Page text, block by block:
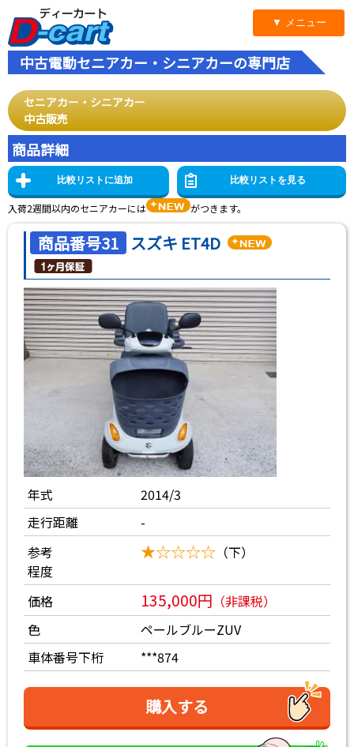
中古電動セニアカー・シニアカーの専門店
セニアカー・シニアカー
中古販売
商品詳細
入荷2週間以内のセニアカーには がつきます。
商品番号31 スズキ ET4D
年式
2014/3
走行距離
-
参考
程度
★☆☆☆☆ （下）
価格 135,000円 （非課税）
色
ペールブルーZUV
車体番号下桁
***874
購入する
▼ メニュー